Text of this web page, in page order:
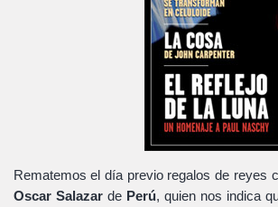
Rematemos el día previo regalos de reyes
Oscar Salazarde Perú, quien nos indica